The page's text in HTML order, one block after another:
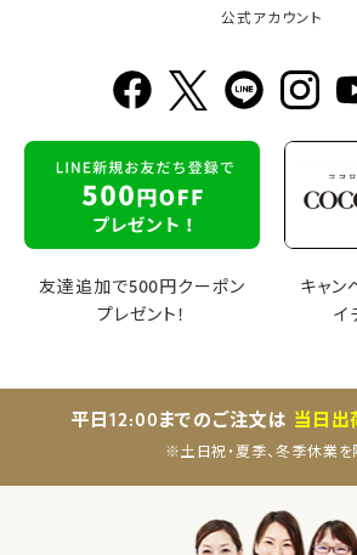
公式アカウント
友達追加で500円クーポン
プレゼント！
キャン
イ
平日12:00までのご注文は 当日出
※土日祝・夏季、冬季休業を